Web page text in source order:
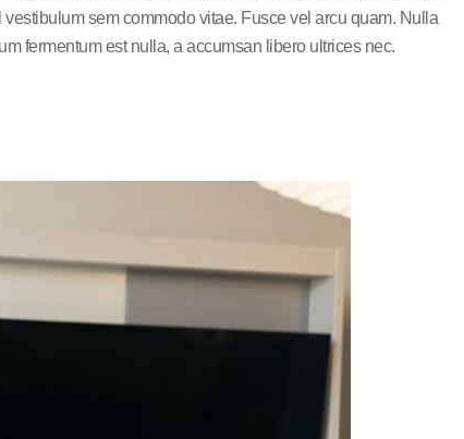
sem commodo vitae. Fusce vel arcu quam. Nulla
fermentum est nulla, a accumsan libero ultrices nec.